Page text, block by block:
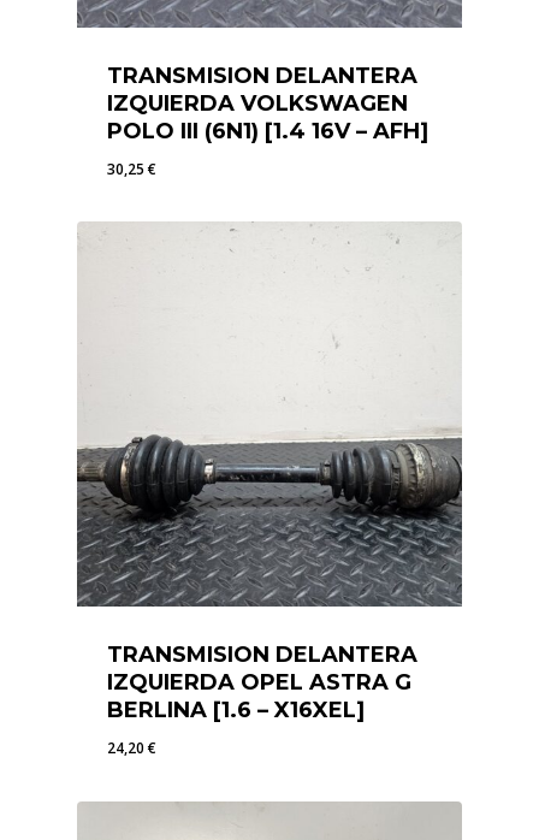
TRANSMISION DELANTERA
IZQUIERDA VOLKSWAGEN
POLO III (6N1) [1.4 16V – AFH]
30,25€
TRANSMISION DELANTERA
IZQUIERDA OPEL ASTRA G
BERLINA [1.6 – X16XEL]
24,20€